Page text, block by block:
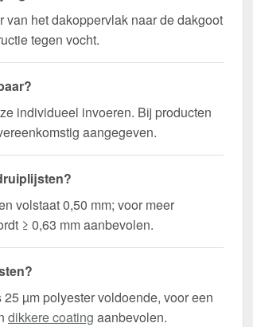
van het dakoppervlak naar de dakgoot
tegen vocht.
individueel invoeren. Bij producten
aangegeven.
volstaat 0,50 mm; voor meer
≥ 0,63 mm aanbevolen.
µm polyester voldoende, voor een
dikkere coating aanbevolen.